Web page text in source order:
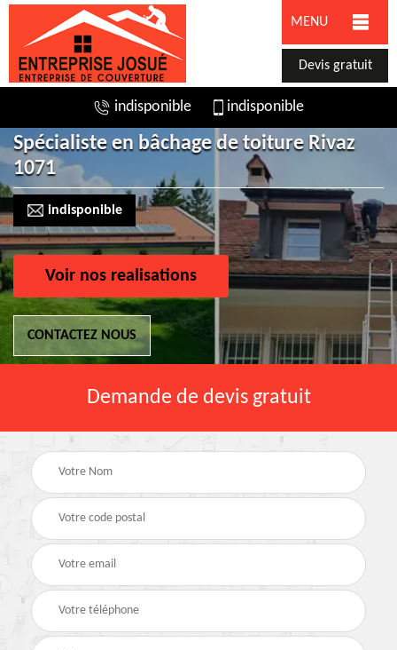
MENU
Devis gratuit
indisponible indisponible
Spécialiste en bâchage de toiture Rivaz
1071
indisponible
Voir nos realisations
CONTACTEZ NOUS
Demande de devis gratuit